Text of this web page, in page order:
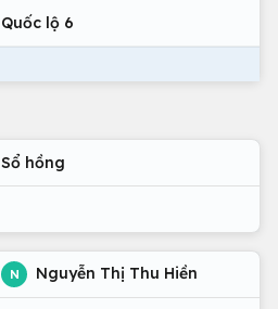
Quốc lộ 6
Sổ hồng
N Nguyễn Thị Thu Hiền